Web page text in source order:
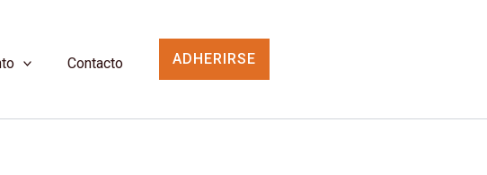
Contacto ADHERIRSE